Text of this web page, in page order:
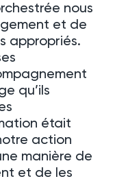
nous
et de
appropriés.
qu’ils
était
action
manière de
et de les